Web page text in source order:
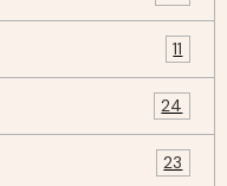
11
24
23